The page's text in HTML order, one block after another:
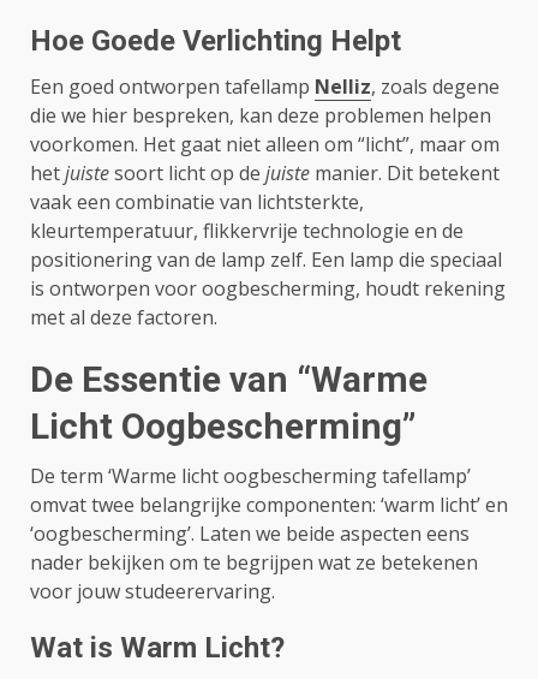
Hoe Goede Verlichting Helpt
Een goed ontworpen tafellamp Nelliz, zoals degene
die we hier bespreken, kan deze problemen helpen
voorkomen. Het gaat niet alleen om “licht”, maar om
hetjuistesoort licht op de juiste manier. Dit betekent
vaak een combinatie van lichtsterkte,
kleurtemperatuur, flikkervrije technologie en de
positionering van de lamp zelf. Een lamp die speciaal
is ontworpen voor oogbescherming, houdt rekening
met al deze factoren.
De Essentie van “Warme
Licht Oogbescherming”
De term ‘Warme licht oogbescherming tafellamp’
omvat twee belangrijke componenten: ‘warm licht’ en
‘oogbescherming’. Laten we beide aspecten eens
nader bekijken om te begrijpen wat ze betekenen
voor jouw studeerervaring.
Wat is Warm Licht?